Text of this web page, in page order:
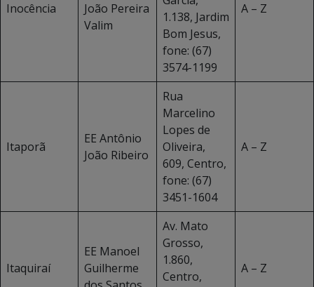
Inocência
João Pereira
Valim
1.138, Jardim
Bom Jesus,
fone: (67)
3574-1199
A – Z
Itaporã
EE Antônio
João Ribeiro
Rua
Marcelino
Lopes de
Oliveira,
609, Centro,
fone: (67)
3451-1604
A – Z
Itaquiraí
EE Manoel
Guilherme
Av. Mato
Grosso,
1.860,
Centro,
A – Z